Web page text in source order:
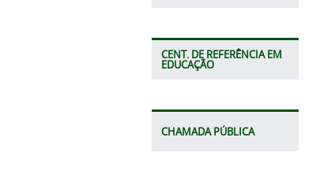
CENT. DE REFERÊNCIA EM
EDUCAÇÃO
CHAMADA PÚBLICA